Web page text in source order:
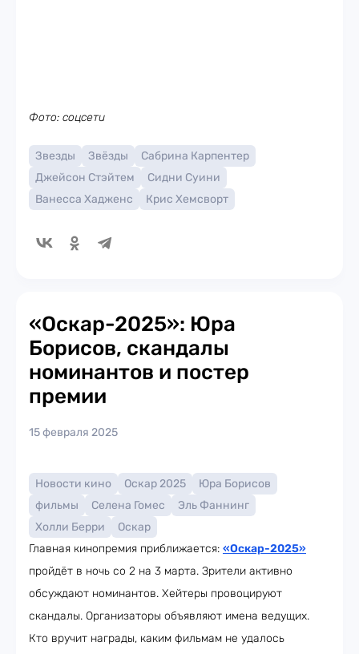
Фото: соцсети
Звезды Звёзды
Сабрина Карпентер
Джейсон Стэйтем
Сидни Суини
Ванесса Хадженс
Крис Хемсворт
«Оскар-2025»: Юра
Борисов, скандалы
номинантов и постер
премии
15 февраля 2025
Новости кино Оскар 2025
Юра Борисов
фильмы
Селена Гомес
Эль Фаннинг
Холли Берри
Оскар
Главная кинопремия приближается: «Оскар-2025»
пройдёт в ночь со 2 на 3 марта. Зрители активно
обсуждают номинантов. Хейтеры провоцируют
скандалы. Организаторы объявляют имена ведущих.
Кто вручит награды, каким фильмам не удалось